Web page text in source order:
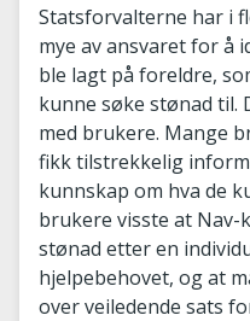
Statsforvalterne har i
mye av ansvaret for å
ble lagt på foreldre,
kunne søke stønad
med brukere. Mange
fikk tilstrekkelig
kunnskap om hva de
brukere visste at
stønad etter en
hjelpebehovet, og at
over veiledende sats